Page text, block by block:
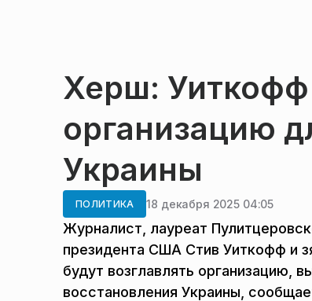
Херш: Уиткофф
организацию
Украины
ПОЛИТИКА 18 декабря 2025 04:05
Журналист, лауреат
президента США Стив Уиткофф и
будут возглавлять
восстановления Украины,